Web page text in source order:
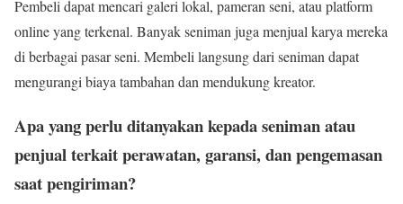
Pembeli dapat mencari galeri lokal, pameran seni, atau platform
online yang terkenal. Banyak seniman juga menjual karya mereka
di berbagai pasar seni. Membeli langsung dari seniman dapat
mengurangi biaya tambahan dan mendukung kreator.
Apa yang perlu ditanyakan kepada seniman atau
penjual terkait perawatan, garansi, dan pengemasan
saat pengiriman?